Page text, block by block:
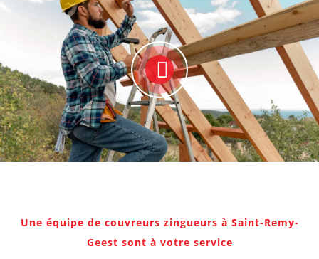
Une équipe de couvreurs zingueurs à Saint-Remy-
Geest sont à votre service